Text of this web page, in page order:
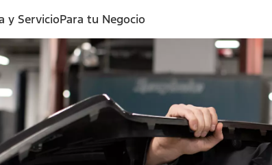
y ServicioPara tu Negocio